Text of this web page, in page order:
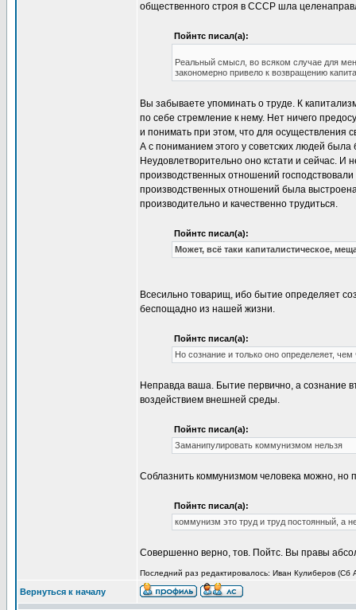
общественного строя в СССР шла
Пойнтс писал(а):
Реальный смысл, во всяком случае для
закономерно привело к возвращению
Вы забываете упоминать о труде. К
по себе стремление к нему. Нет ничего
и понимать при этом, что для осуществления
А с пониманием этого у советских людей
Неудовлетворительно оно кстати и сейчас. И
производственных отношений
производственных отношений была
производительно и качественно трудиться.
Пойнтс писал(а):
Может, всё таки капиталистическое,
Всесильно товарищ, ибо бытие определяет
беспощадно из нашей жизни.
Пойнтс писал(а):
Но сознание и только оно определеяет,
Неправда ваша. Бытие первично, а сознание
воздействием внешней среды.
Пойнтс писал(а):
Заманипулировать коммунизмом нельзя
Соблазнить коммунизмом человека можно, но
Пойнтс писал(а):
коммунизм это труд и труд постоянный, а
Совершенно верно, тов. Пойтс. Вы правы
Последний раз редактировалось: Иван Кулиберов (Сб
Вернуться к началу